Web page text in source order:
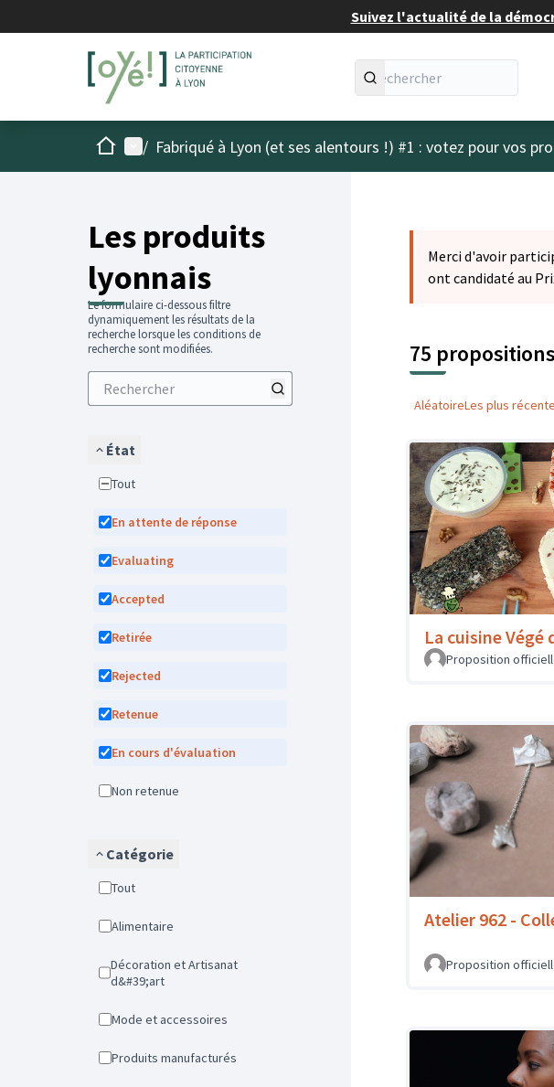
Suivez l'actualité de la
AccueilMenu principal
/ Fabriqué à Lyon (et ses alentours !) #1 : votez pour vos
Les produits
lyonnais
Le formulaire ci-dessous filtre
dynamiquement les résultats de la
recherche lorsque les conditions de
recherche sont modifiées.
État
Tout
En attente de réponse
Evaluating
Accepted
Retirée
Rejected
Retenue
En cours d'évaluation
Non retenue
Catégorie
Tout
Alimentaire
Décoration et Artisanat
d&#39;art
Mode et accessoires
Produits manufacturés
Merci d'avoir
ont candidaté au
75 propositions
AléatoireLes plus
La cuisine Végé
Proposition
Atelier 962 -
Proposition